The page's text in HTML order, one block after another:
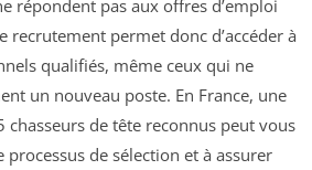
répondent pas aux offres d’emploi
recrutement permet donc d’accéder à
qualifiés, même ceux qui ne
un nouveau poste. En France, une
chasseurs de tête reconnus peut vous
de sélection et à assurer